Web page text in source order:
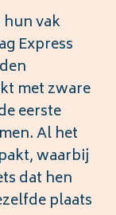
vak
Express
met zware
eerste
Al het
waarbij
dat hen
plaats